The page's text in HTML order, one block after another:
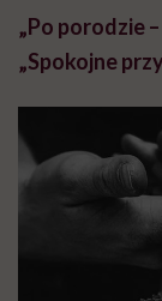
„Po porodzie
„Spokojne